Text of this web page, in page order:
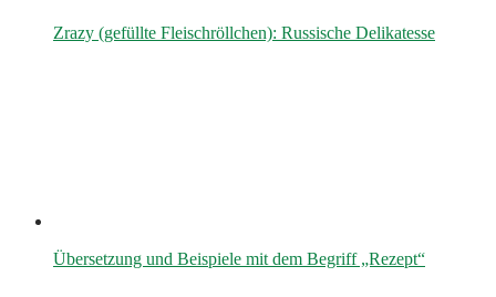
Zrazy (gefüllte Fleischröllchen): Russische Delikatesse
Übersetzung und Beispiele mit dem Begriff „Rezept“